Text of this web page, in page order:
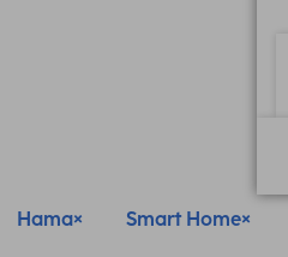
Hama Smart Home